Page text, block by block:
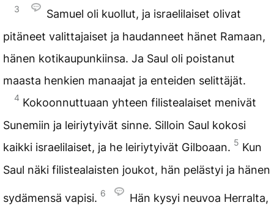
3
Samuel oli kuollut, ja israelilaiset olivat
pitäneet valittajaiset ja haudanneet hänet Ramaan,
hänen kotikaupunkiinsa. Ja Saul oli poistanut
maasta henkien manaajat ja enteiden selittäjät.
4 Kokoonnuttuaan yhteen filistealaiset menivät
Sunemiin ja leiriytyivät sinne. Silloin Saul kokosi
kaikki israelilaiset, ja he leiriytyivät Gilboaan. 5 Kun
Saul näki filistealaisten joukot, hän pelästyi ja hänen
sydämensä vapisi. 6
Hän kysyi neuvoa Herralta,